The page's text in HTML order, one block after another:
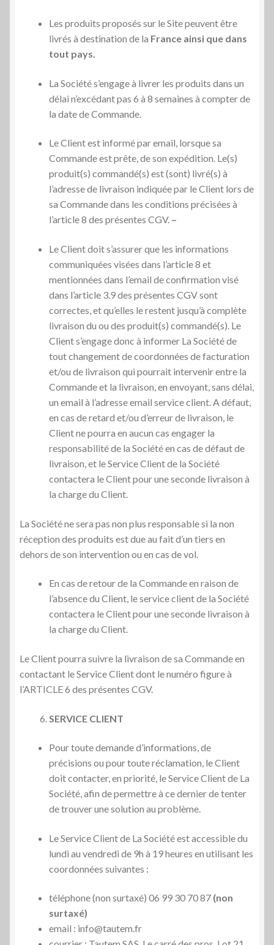
Les produits proposés sur le Site peuvent être
livrés à destination de la France ainsi que dans
tout pays.
La Société s’engage à livrer les produits dans un
délai n’excédant pas 6 à 8 semaines à compter de
la date de Commande.
Le Client est informé par email, lorsque sa
Commande est prête, de son expédition. Le(s)
produit(s) commandé(s) est (sont) livré(s) à
l’adresse de livraison indiquée par le Client lors de
sa Commande dans les conditions précisées à
l’article 8 des présentes CGV. –
Le Client doit s’assurer que les informations
communiquées visées dans l’article 8 et
mentionnées dans l’email de confirmation visé
dans l’article 3.9 des présentes CGV sont
correctes, et qu’elles le restent jusqu’à complète
livraison du ou des produit(s) commandé(s). Le
Client s’engage donc à informer La Société de
tout changement de coordonnées de facturation
et/ou de livraison qui pourrait intervenir entre la
Commande et la livraison, en envoyant, sans délai,
un email à l’adresse email service client. A défaut,
en cas de retard et/ou d’erreur de livraison, le
Client ne pourra en aucun cas engager la
responsabilité de la Société en cas de défaut de
livraison, et le Service Client de la Société
contactera le Client pour une seconde livraison à
la charge du Client.
La Société ne sera pas non plus responsable si la non
réception des produits est due au fait d’un tiers en
dehors de son intervention ou en cas de vol.
En cas de retour de la Commande en raison de
l’absence du Client, le service client de la Société
contactera le Client pour une seconde livraison à
la charge du Client.
Le Client pourra suivre la livraison de sa Commande en
contactant le Service Client dont le numéro figure à
l’ARTICLE 6 des présentes CGV.
SERVICE CLIENT
Pour toute demande d’informations, de
précisions ou pour toute réclamation, le Client
doit contacter, en priorité, le Service Client de La
Société, afin de permettre à ce dernier de tenter
de trouver une solution au problème.
Le Service Client de La Société est accessible du
lundi au vendredi de 9h à 19 heures en utilisant les
coordonnées suivantes :
téléphone (non surtaxé) 06 99 30 70 87 (non
surtaxé)
email : info@tautem.fr